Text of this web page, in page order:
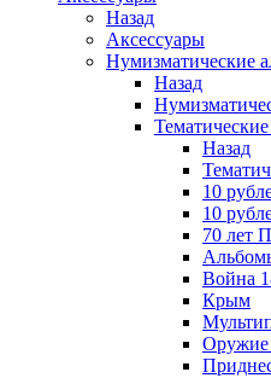
Назад
Аксессуары
Нумизматические
Назад
Назад
10
10
70 лет
Война
Крым
Оружие